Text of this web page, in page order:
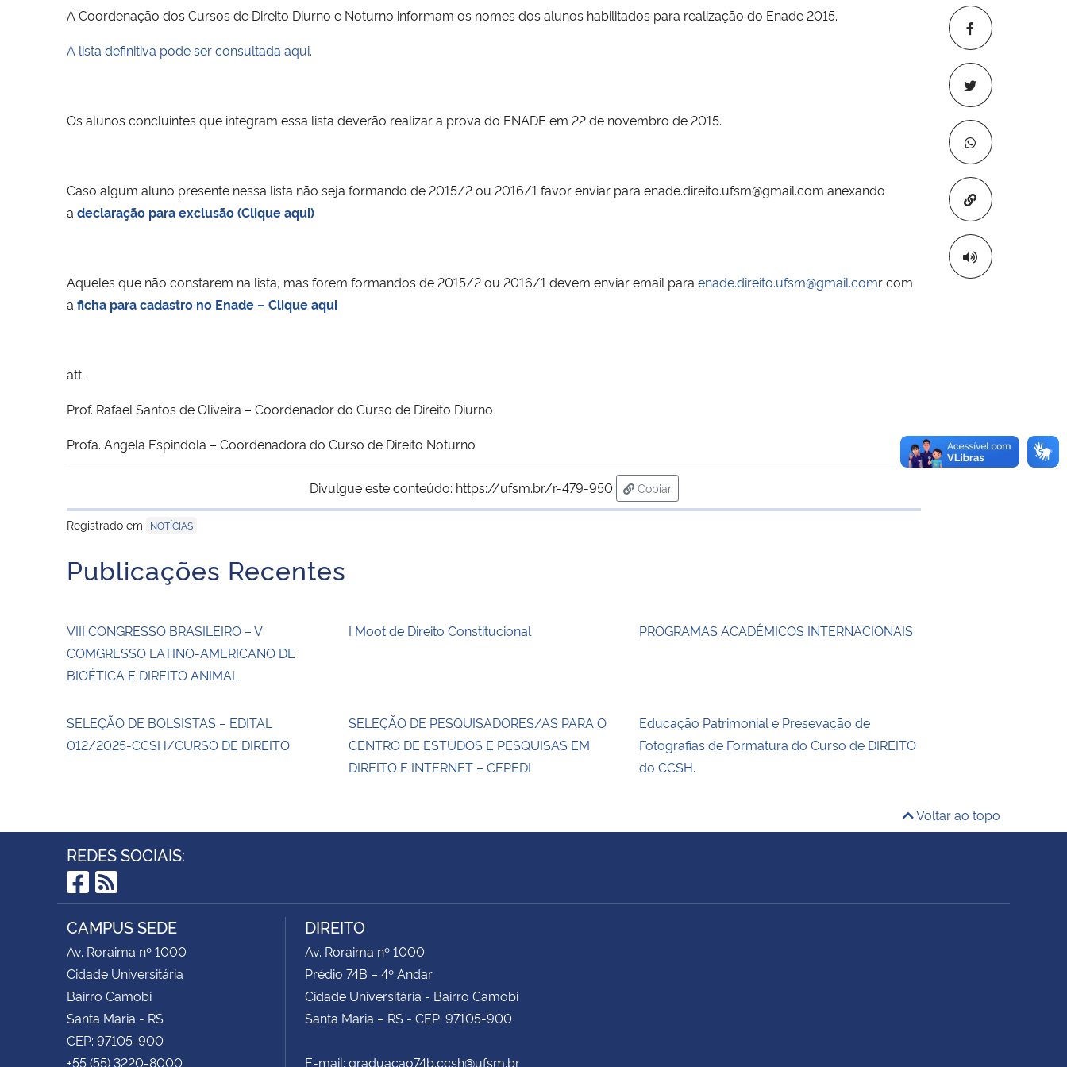
Copiar para
A Coordenação dos Cursos de Direito Diurno e Noturno informam os nomes dos alunos habilitados para realização do Enade 2015.
A lista definitiva pode ser consultada aqui.
Os alunos concluintes que integram essa lista deverão realizar a prova do ENADE em 22 de novembro de 2015.
Caso algum aluno presente nessa lista não seja formando de 2015/2 ou 2016/1 favor enviar para enade.direito.ufsm@gmail.com anexando
a declaração para exclusão (Clique aqui)
Aqueles que não constarem na lista, mas forem formandos de 2015/2 ou 2016/1 devem enviar email para enade.direito.ufsm@gmail.comr com
a ficha para cadastro no Enade – Clique aqui
att.
Prof. Rafael Santos de Oliveira – Coordenador do Curso de Direito Diurno
Profa. Angela Espindola – Coordenadora do Curso de Direito Noturno
Divulgue este conteúdo: https://ufsm.br/r-479-950
Copiar
para área de transferência
Registrado em
NOTÍCIAS
Publicações Recentes
VIII CONGRESSO BRASILEIRO – V
COMGRESSO LATINO-AMERICANO DE
BIOÉTICA E DIREITO ANIMAL
I Moot de Direito Constitucional PROGRAMAS ACADÊMICOS INTERNACIONAIS
SELEÇÃO DE BOLSISTAS – EDITAL
012/2025-CCSH/CURSO DE DIREITO
SELEÇÃO DE PESQUISADORES/AS PARA O
CENTRO DE ESTUDOS E PESQUISAS EM
DIREITO E INTERNET – CEPEDI
Educação Patrimonial e Presevação de
Fotografias de Formatura do Curso de DIREITO
do CCSH.
Voltar ao topo
REDES SOCIAIS:
Facebook
RSS
CAMPUS SEDE
Av. Roraima nº 1000
Cidade Universitária
Bairro Camobi
Santa Maria - RS
CEP: 97105-900
+55 (55) 3220-8000
DIREITO
Av. Roraima nº 1000
Prédio 74B – 4º Andar
Cidade Universitária - Bairro Camobi
Santa Maria – RS - CEP: 97105-900
E-mail: graduacao74b.ccsh@ufsm.br